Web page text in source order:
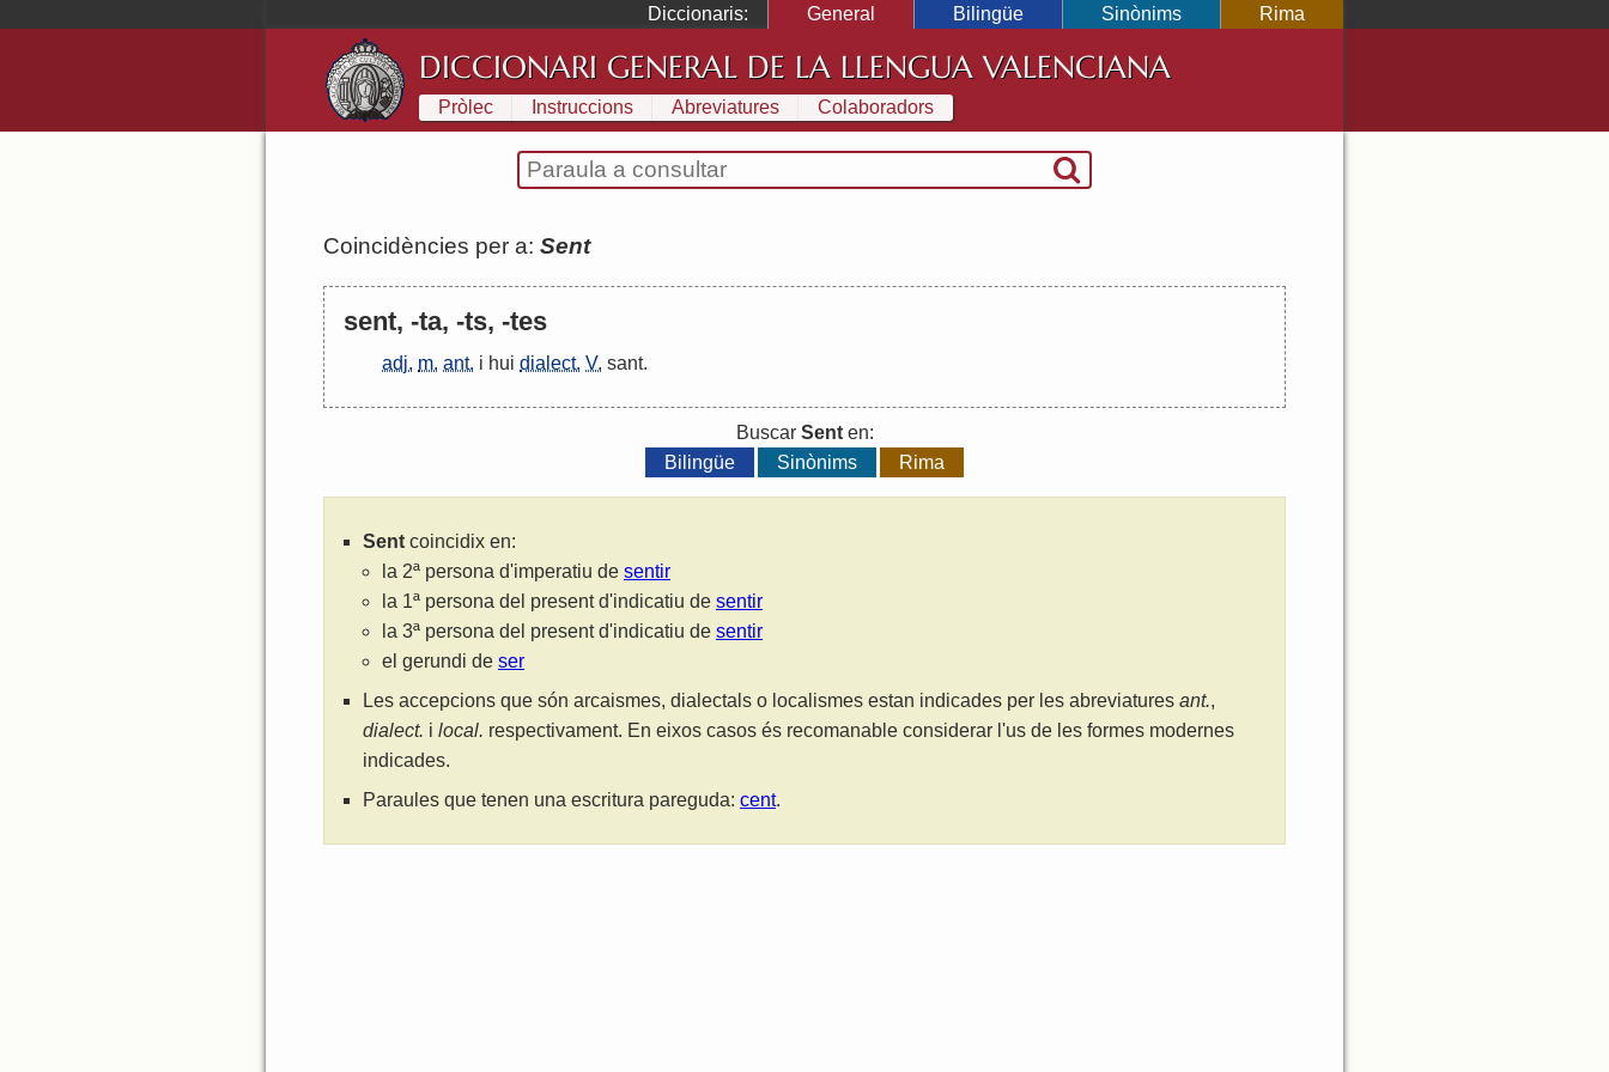
Diccionaris: General Bilingüe Sinònims Rima
DICCIONARI GENERAL DE LA LLENGUA VALENCIANA
Pròlec Instruccions Abreviatures Colaboradors
Coincidències per a: Sent
sent, -ta, -ts, -tes
adj. m. ant. i hui dialect. V. sant.
Buscar Senten:
Bilingüe
Sinònims Rima
Sent coincidix en:
la 2ª persona d'imperatiu de sentir
la 1ª persona del present d'indicatiu de sentir
la 3ª persona del present d'indicatiu de sentir
el gerundi de ser
Les accepcions que són arcaismes, dialectals o localismes estan indicades per les abreviatures ant.,
dialect. i local. respectivament. En eixos casos és recomanable considerar l'us de les formes modernes
indicades.
Paraules que tenen una escritura pareguda: cent.